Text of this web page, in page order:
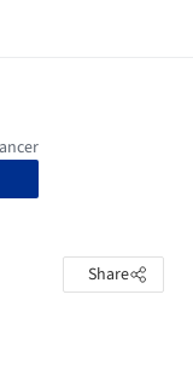
Share